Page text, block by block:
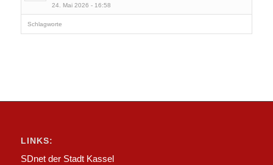
24. Mai 2026 - 16:58
Schlagworte
LINKS:
SDnet der Stadt Kassel